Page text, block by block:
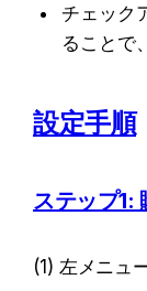
チェック
ることで
設定手順
ステップ1:
(1) 左メニュ